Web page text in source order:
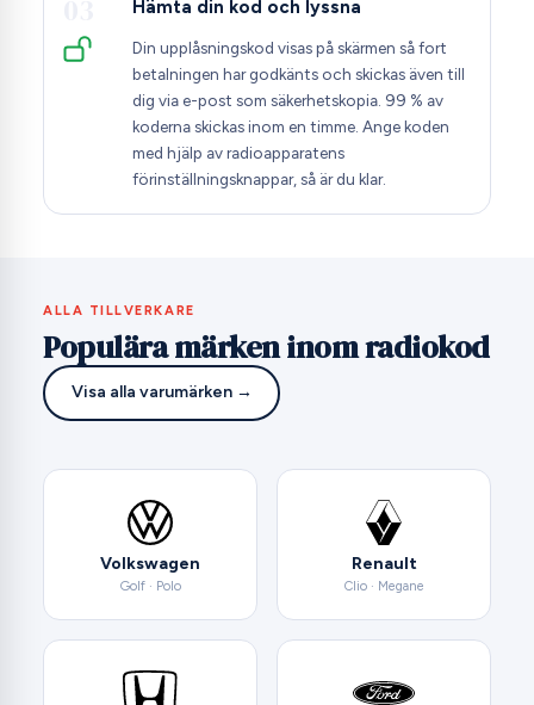
Hämta din kod och lyssna
Din upplåsningskod visas på skärmen så fort
betalningen har godkänts och skickas även till
dig via e-post som säkerhetskopia. 99 % av
koderna skickas inom en timme. Ange koden
med hjälp av radioapparatens
förinställningsknappar, så är du klar.
ALLA TILLVERKARE
Populära märken inom radiokod
Visa alla varumärken →
Volkswagen
Golf · Polo
Renault
Clio · Megane